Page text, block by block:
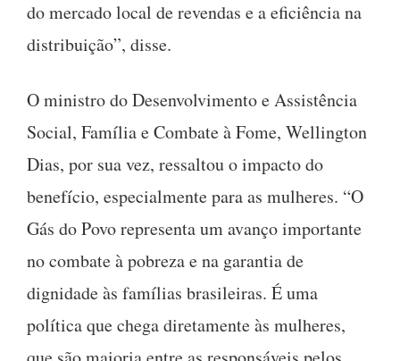
do mercado local de revendas e a eficiência na
distribuição”, disse.
O ministro do Desenvolvimento e Assistência
Social, Família e Combate à Fome, Wellington
Dias, por sua vez, ressaltou o impacto do
benefício, especialmente para as mulheres. “O
Gás do Povo representa um avanço importante
no combate à pobreza e na garantia de
dignidade às famílias brasileiras. É uma
política que chega diretamente às mulheres,